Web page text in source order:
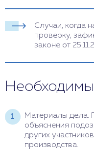
Случаи, когда
проверку,
законе от
Материалы дела.
объяснения
других
производства.